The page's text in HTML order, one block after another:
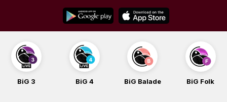
content
BiG 3 BiG 4 BiG Balade BiG Folk